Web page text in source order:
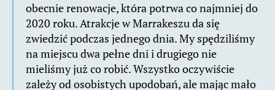
obecnie renowacje, która potrwa co najmniej do
2020 roku. Atrakcje w Marrakeszu da się
zwiedzić podczas jednego dnia. My spędziliśmy
na miejscu dwa pełne dni i drugiego nie
mieliśmy już co robić. Wszystko oczywiście
zależy od osobistych upodobań, ale mając mało